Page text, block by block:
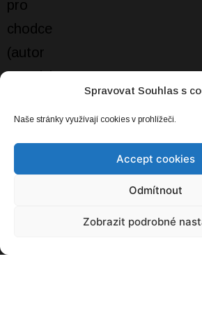
Spravovat Souhlas s
Naše stránky využívají cookies v prohlížeči.
Accept cookies
Odmítnout
Zobrazit podrobné
Francouzský plán na